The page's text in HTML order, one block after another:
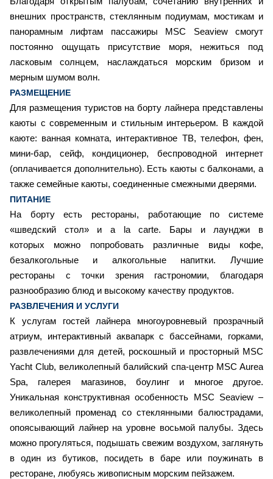
внешних пространств, стеклянным подиумам, мостикам и
панорамным лифтам пассажиры MSC Seaview смогут
постоянно ощущать присутствие моря, нежиться под
ласковым солнцем, наслаждаться морским бризом и
мерным шумом волн.
РАЗМЕЩЕНИЕ
Для размещения туристов на борту лайнера представлены
каюты с современным и стильным интерьером. В каждой
каюте: ванная комната, интерактивное ТВ, телефон, фен,
мини-бар, сейф, кондиционер, беспроводной интернет
(оплачивается дополнительно). Есть каюты с балконами, а
также семейные каюты, соединенные смежными дверями.
ПИТАНИЕ
На борту есть рестораны, работающие по системе
«шведский стол» и a la carte. Бары и лаунджи в
которых можно попробовать различные виды кофе,
безалкогольные и алкогольные напитки. Лучшие
рестораны с точки зрения гастрономии, благодаря
разнообразию блюд и высокому качеству продуктов.
РАЗВЛЕЧЕНИЯ И УСЛУГИ
К услугам гостей лайнера многоуровневый прозрачный
атриум, интерактивный аквапарк с бассейнами, горками,
развлечениями для детей, роскошный и просторный MSC
Yacht Club, великолепный балийский спа-центр MSC Aurea
Spa, галерея магазинов, боулинг и многое другое.
Уникальная конструктивная особенность MSC Seaview –
великолепный променад со стеклянными балюстрадами,
опоясывающий лайнер на уровне восьмой палубы. Здесь
можно прогуляться, подышать свежим воздухом, заглянуть
в один из бутиков, посидеть в баре или поужинать в
ресторане, любуясь живописным морским пейзажем.